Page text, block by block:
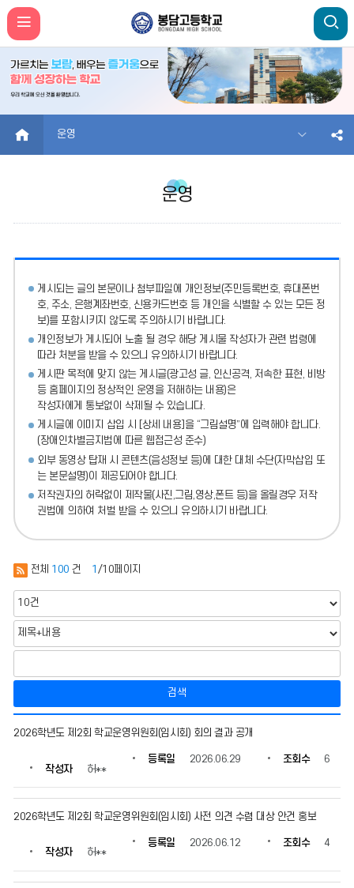
HOME 운영
운영
게시되는 글의 본문이나 첨부파일에
개인정보(주민등록번호, 휴대폰번
호, 주소, 은행계좌번호, 신용카드번호 등 개인을 식별할 수 있는 모든 정
보)를 포함시키지 않도록 주의하시기 바랍니다.
개인정보가 게시되어 노출 될 경우 해당 게시물 작성자가 관련 법령에
따라 처분을 받을 수 있으니 유의하시기 바랍니다.
게시판 목적에 맞지 않는 게시글(광고성 글, 인신공격, 저속한 표현, 비방
등 홈페이지의 정상적인 운영을 저해하는 내용)은
작성자에게 통보없이 삭제될 수 있습니다.
게시글에 이미지 삽입 시 [상세 내용]을 “그림설명”에 입력해야 합니다.
(장애인차별금지법에 따른 웹접근성 준수)
외부 동영상 탑재 시 콘텐츠(음성정보 등)에 대한 대체 수단(자막삽입 또
는 본문설명)이 제공되어야 합니다.
저작권자의 허락없이 제작물(사진,그림,영상,폰트 등)을 올릴경우 저작
권법에 의하여 처벌 받을 수 있으니 유의하시기 바랍니다.
전체 100 건 1 /10페이지
검색
영
시
물
번
작
2026학년도 제2회 학교운영위원회(임시회) 회의 결과 공개
작성자 허**
등록일 2026.06.29 조회수 6
2026학년도 제2회 학교운영위원회(임시회) 사전 의견 수렴 대상 안건 홍보
작성자 허**
등록일 2026.06.12 조회수 4